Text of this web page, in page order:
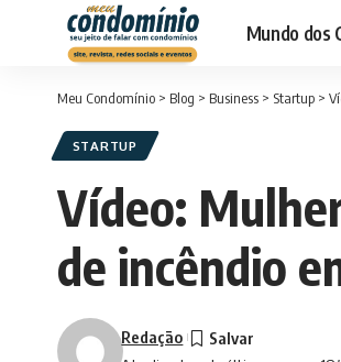
Mundo dos
Meu Condomínio > Blog > Business > Startup >
STARTUP
Vídeo:
de incêndio
Redação